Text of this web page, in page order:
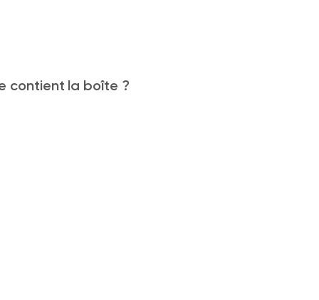
contient la boîte ?